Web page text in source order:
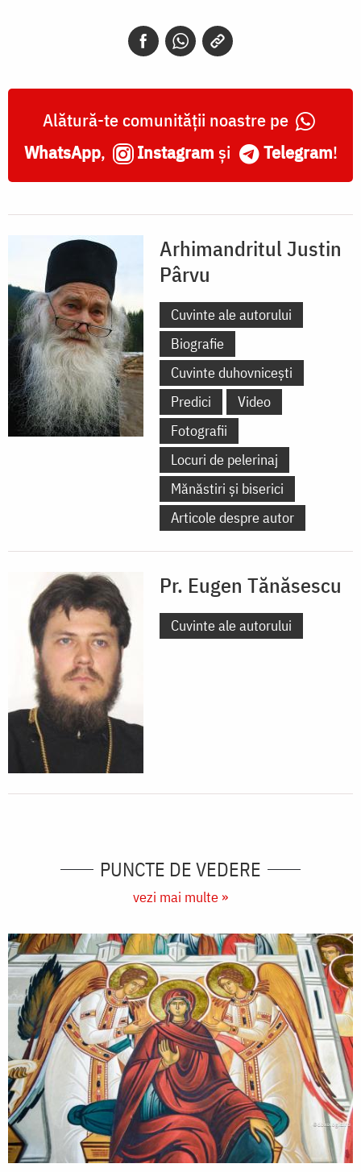
Alătură-te comunității noastre pe
WhatsApp, Instagram și Telegram!
Arhimandritul Justin
Pârvu
Cuvinte ale autorului
Biografie
Cuvinte duhovnicești
Predici
Video
Fotografii
Locuri de pelerinaj
Mănăstiri și biserici
Articole despre autor
Pr. Eugen Tănăsescu
Cuvinte ale autorului
PUNCTE DE VEDERE
vezi mai multe »